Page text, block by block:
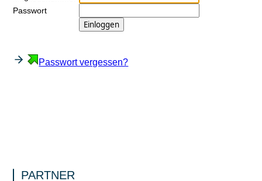
Passwort
Passwort vergessen?
PARTNER